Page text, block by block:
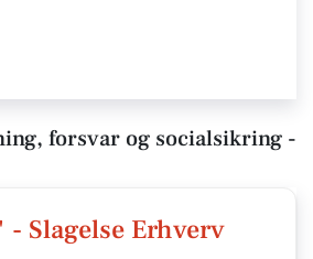
forsvar og socialsikring -
Slagelse Erhverv